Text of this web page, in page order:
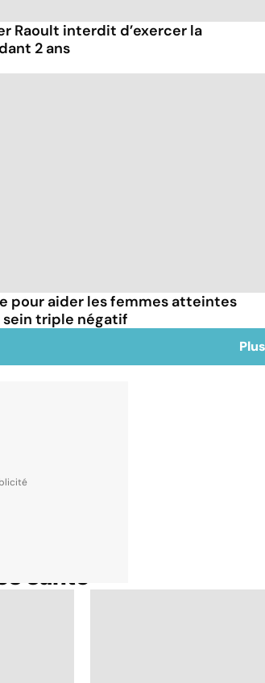
Raoult interdit d’exercer la
2 ans
pour aider les femmes atteintes
sein triple négatif
santé